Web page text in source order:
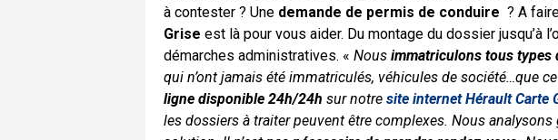
à contester ? Une demande de permis de conduire ? A
Grise est là pour vous aider. Du montage du dossier
démarches administratives. « Nous immatriculons tous types
qui n’ont jamais été immatriculés, véhicules de société…que
ligne disponible 24h/24h sur notre site internet Hérault Carte
les dossiers à traiter peuvent être complexes. Nous